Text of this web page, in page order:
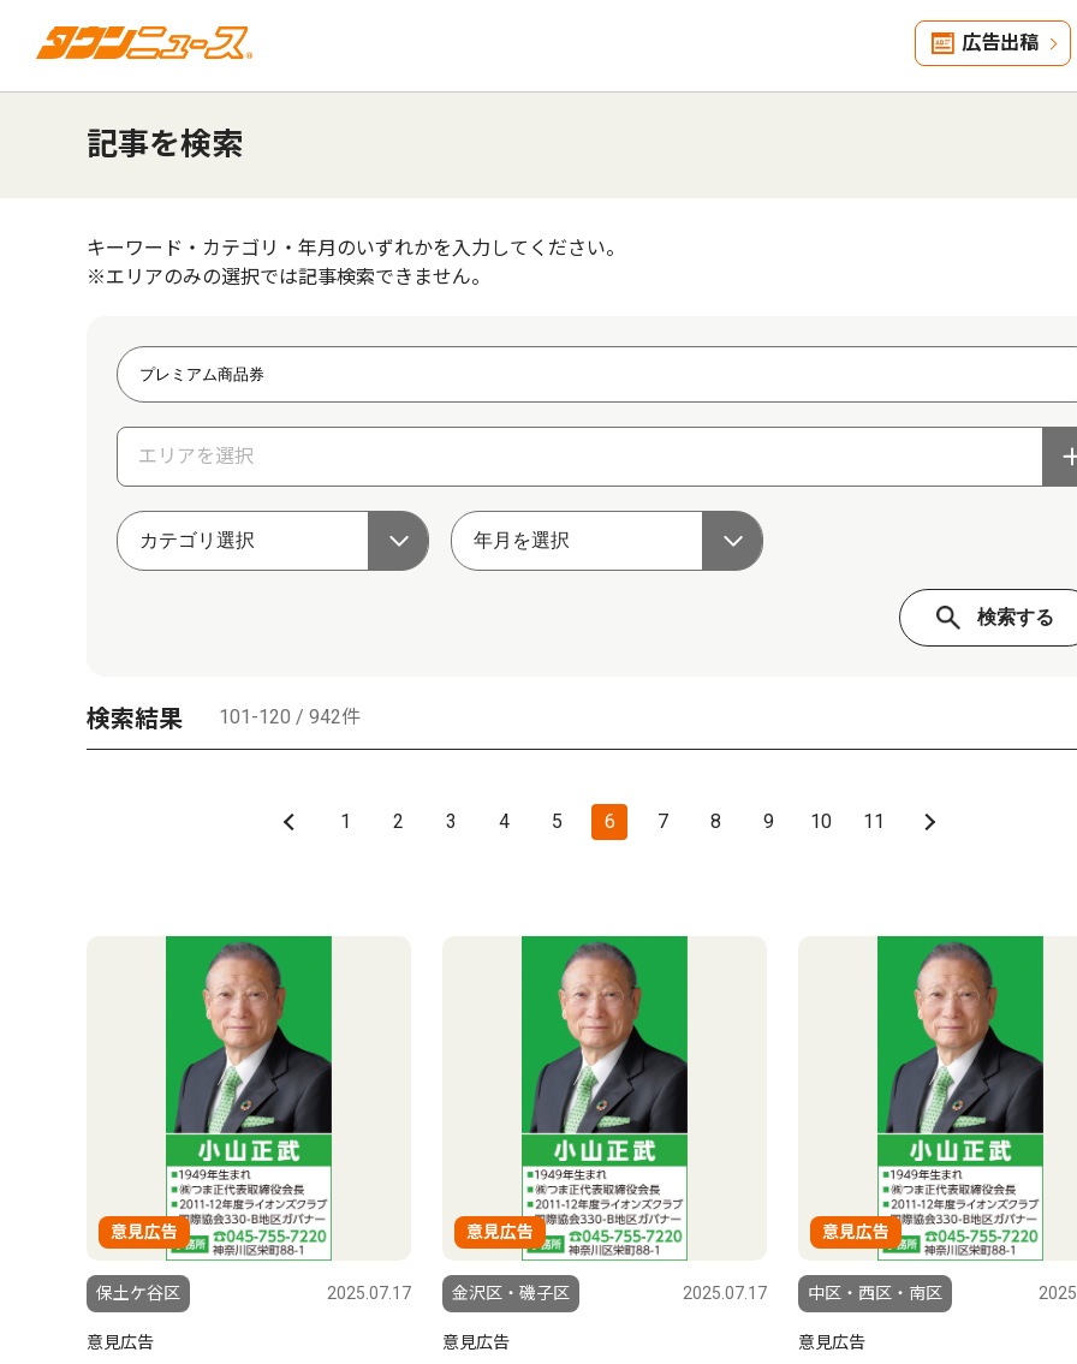
広告出稿
記事を検索
キーワード・カテゴリ・年月のいずれかを入力してください。
※エリアのみの選択では記事検索できません。
エリアを選択
検索結果 101-120 / 942件
1 2 3 4 5 6 7 8 9 10 11
意見広告
保土ケ谷区 2025.07.17
意見広告
意見広告
金沢区・磯子区 2025.07.17
意見広告
意見広告
中区・西区・南区
意見広告